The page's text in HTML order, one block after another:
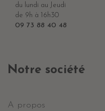
du lundi au Jeudi
de 9h à 16h30
09 73 88 40 48
Notre société
A propos